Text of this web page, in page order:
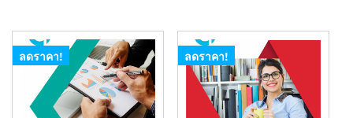
ลดราคา! ลดราคา!